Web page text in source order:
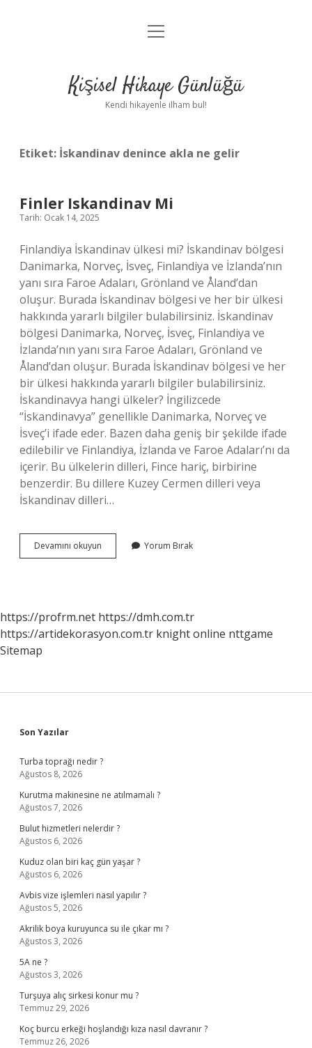
Anasayfa
Yasal Uyarı
menüyü
Kişisel Hikaye Günlüğü
Kendi hikayenle ilham bul!
Etiket: İskandinav denince akla ne gelir
Finler Iskandinav Mi
Tarih: Ocak 14, 2025
Finlandiya İskandinav ülkesi mi? İskandinav bölgesi
Danimarka, Norveç, İsveç, Finlandiya ve İzlanda’nın
yanı sıra Faroe Adaları, Grönland ve Åland’dan
oluşur. Burada İskandinav bölgesi ve her bir ülkesi
hakkında yararlı bilgiler bulabilirsiniz. İskandinav
bölgesi Danimarka, Norveç, İsveç, Finlandiya ve
İzlanda’nın yanı sıra Faroe Adaları, Grönland ve
Åland’dan oluşur. Burada İskandinav bölgesi ve her
bir ülkesi hakkında yararlı bilgiler bulabilirsiniz.
İskandinavya hangi ülkeler? İngilizcede
“İskandinavya” genellikle Danimarka, Norveç ve
İsveç’i ifade eder. Bazen daha geniş bir şekilde ifade
edilebilir ve Finlandiya, İzlanda ve Faroe Adaları’nı da
içerir. Bu ülkelerin dilleri, Fince hariç, birbirine
benzerdir. Bu dillere Kuzey Cermen dilleri veya
İskandinav dilleri…
Devamını okuyun
Iskandinav
Yorum Bırak
https://profrm.net https://dmh.com.tr
https://artidekorasyon.com.tr knight online nttgame
Sitemap
Sidebar
Son Yazılar
Turba toprağı nedir ?
Ağustos 8, 2026
Kurutma makinesine ne atılmamalı ?
Ağustos 7, 2026
Bulut hizmetleri nelerdir ?
Ağustos 6, 2026
Kuduz olan biri kaç gün yaşar ?
Ağustos 6, 2026
Avbis vize işlemleri nasıl yapılır ?
Ağustos 5, 2026
Akrilik boya kuruyunca su ile çıkar mı ?
Ağustos 3, 2026
5A ne ?
Ağustos 3, 2026
Turşuya alıç sirkesi konur mu ?
Temmuz 29, 2026
Koç burcu erkeği hoşlandığı kıza nasıl davranır ?
Temmuz 26, 2026